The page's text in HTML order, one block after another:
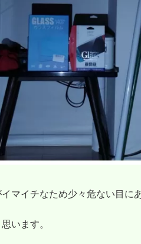
マイチなため少々危ない目に
います。